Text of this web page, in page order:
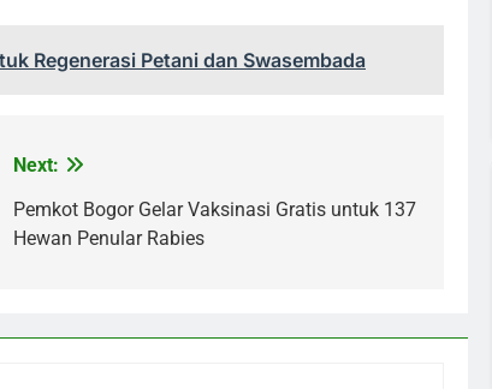
Regenerasi Petani dan Swasembada
Next:
Pemkot Bogor Gelar Vaksinasi Gratis untuk 137
Hewan Penular Rabies